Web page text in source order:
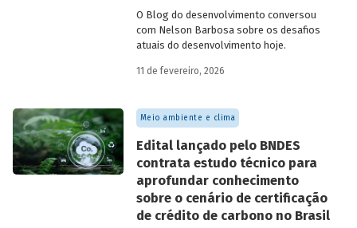
O Blog do desenvolvimento conversou
com Nelson Barbosa sobre os desafios
atuais do desenvolvimento hoje.
11 de fevereiro, 2026
Meio ambiente e clima
Edital lançado pelo BNDES
contrata estudo técnico para
aprofundar conhecimento
sobre o cenário de certificação
de crédito de carbono no Brasil